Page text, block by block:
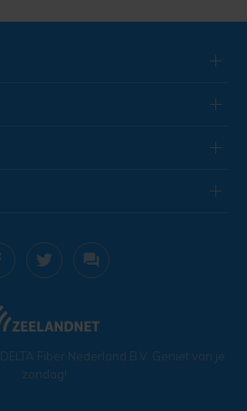
DELTA Fiber Nederland B.V. Geniet van je
zondag!